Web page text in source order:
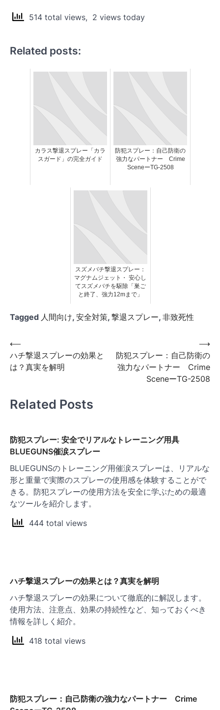
514 total views, 2 views today
Related posts:
カラス撃退スプレー「カラ
スガード」の完全ガイド
防犯スプレー：自己防衛の
強力なパートナー Crime
SceneーTG-2508
スズメバチ撃退スプレー：
マグナムジェット・ 安心し
てスズメバチを駆除「巣ご
と終了、強力12mまで」
Tagged 人間向け, 安全対策, 撃退スプレー, 非致死性
投
稿
ナ
ゲ
シ
ョ
ン
⟵
ハチ撃退スプレーの効果と
は？真実を解明
防犯スプレー：自己防衛の
強力なパートナー Crime
SceneーTG-2508
⟶
Related Posts
防犯スプレー: 安全でリアルなトレーニング用具
BLUEGUNS催涙スプレー
BLUEGUNSのトレーニング用催涙スプレーは、リアルな
形と重量で実際のスプレーの使用感を体験することがで
きる。防犯スプレーの使用方法を安全に学ぶための最適
なツールを紹介します。
444 total views
ハチ撃退スプレーの効果とは？真実を解明
ハチ撃退スプレーの効果について徹底的に解説します。
使用方法、注意点、効果の持続性など、知っておくべき
情報を詳しく紹介。
418 total views
防犯スプレー：自己防衛の強力なパートナー Crime